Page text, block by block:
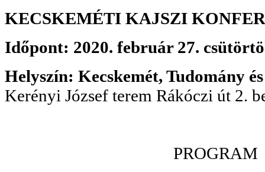
KECSKEMÉTI KAJSZI
Időpont: 2020. február 27.
Helyszín: Kecskemét, Tudomány
Kerényi József terem Rákóczi út 2.
PROGRAM